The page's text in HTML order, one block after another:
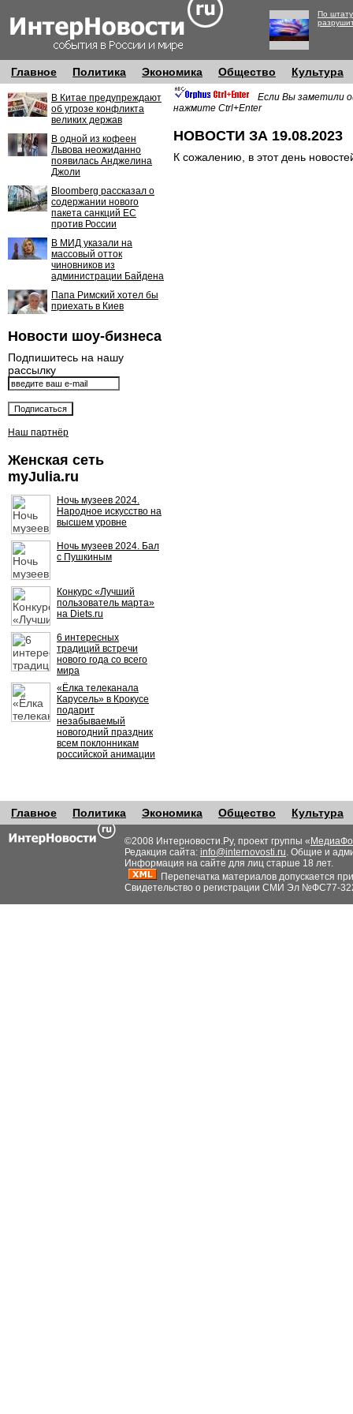
По
Главное Политика Экономика Общество Культура
В Китае предупреждают
об угрозе конфликта
великих держав
В одной из кофеен
Львова неожиданно
появилась Анджелина
Джоли
Bloomberg рассказал о
содержании нового
пакета санкций ЕС
против России
В МИД указали на
массовый отток
чиновников из
администрации Байдена
Папа Римский хотел бы
приехать в Киев
Новости шоу-бизнеса
Подпишитесь на нашу
рассылку
Наш партнёр
Женская сеть
myJulia.ru
Ночь музеев 2024.
Народное искусство на
высшем уровне
Ночь музеев 2024. Бал
с Пушкиным
Конкурс «Лучший
пользователь марта»
на Diets.ru
6 интересных
традиций встречи
нового года со всего
мира
«Ёлка телеканала
Карусель» в Крокусе
подарит
незабываемый
новогодний праздник
всем поклонникам
российской анимации
Если Вы заметили
нажмите Ctrl+Enter
НОВОСТИ ЗА 19.08.2023
К сожалению, в этот день
Главное Политика Экономика Общество Культура
©2008 Интерновости.Ру, проект группы «
Редакция сайта: info@internovosti.ru. Общие и
Информация на сайте для лиц старше 18 лет.
Перепечатка материалов допускается
Свидетельство о регистрации СМИ Эл №ФС77-